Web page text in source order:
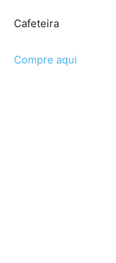
Cafeteira
Compre aqui